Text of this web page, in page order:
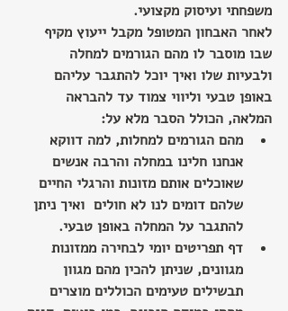
משפחתי ועיסוק מקצועי.
לאחר האבחון המטופל מקבל ייעוץ מקיף
שבו מוסבר לו מהם הגורמים למחלה
ולבעיות שלו ואיך יוכל להתגבר עליהם
באופן טבעי וליווי צמוד עד להבראה
המלאה, הכולל הסבר מלא על:
מהם הגורמים למחלות, למה דווקא
אנחנו חלינו במחלה והרבה אנשים
שאוכלים אותם מזונות והרגלי החיים
שלהם דומים לנו לא חולים  ואיך ניתן
להתגבר על המחלה באופן טבעי.
דף תפריטים יומי לבחירה ממזונות
מגוונים, שניתן להכין מהם מגוון
תבשילים טעימים הכוללים מוצרים